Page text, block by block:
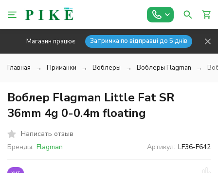
Магазин працює Затримка по відправці до 5 днів
Главная Приманки Воблеры Воблеры Flagman
Воблер Flagman Little Fat SR
36mm 4g 0-0.4m floating
Написать отзыв
Бренды: Flagman Артикул: LF36-F642